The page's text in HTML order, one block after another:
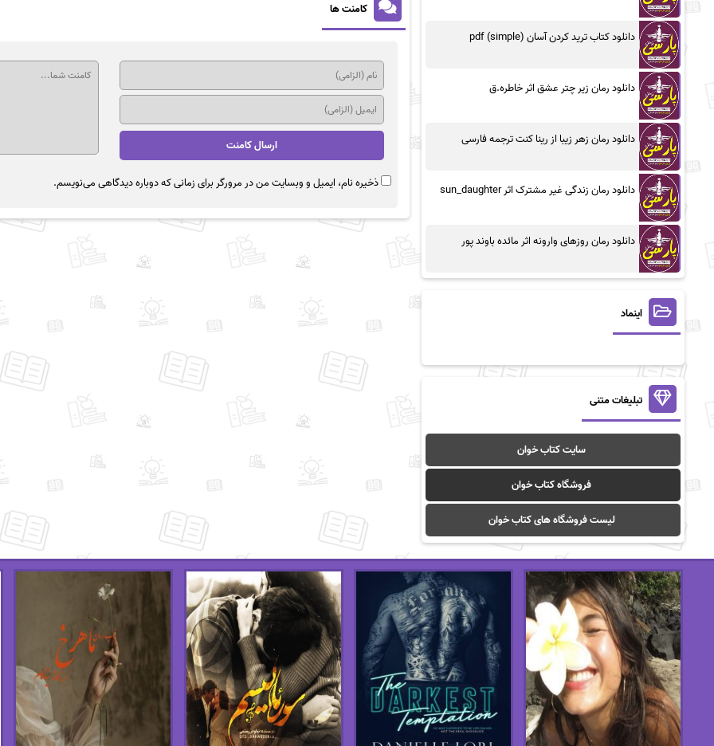
کامنت ها
ذخیره نام، ایمیل و وبسایت من در مرورگر برای زمانی که دوباره دیدگاهی می‌نویسم.
دانلود کتاب ترید کردن آسان (simple) pdf
دانلود رمان زیر چتر عشق اثر خاطره.ق
دانلود رمان زهر زیبا از رینا کنت ترجمه فارسی
دانلود رمان زندگی غیر مشترک اثر sun_daughter
دانلود رمان روزهای وارونه اثر مائده باوند پور
اینماد
تبلیغات متنی
سایت کتاب خوان
فروشگاه کتاب خوان
لیست فروشگاه های کتاب خوان